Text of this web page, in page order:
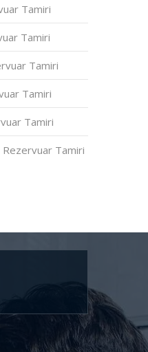
Tamiri
Tamiri
Tamiri
Tamiri
Tamiri
Tamiri